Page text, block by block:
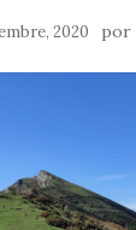
2020 por